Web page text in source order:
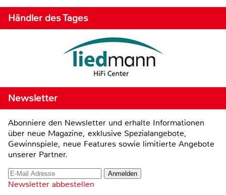
Händler des Tages
Newsletter
Abonniere den Newsletter und erhalte Informationen
über neue Magazine, exklusive Spezialangebote,
Gewinnspiele, neue Features sowie limitierte Angebote
unserer Partner.
Newsletter abbestellen